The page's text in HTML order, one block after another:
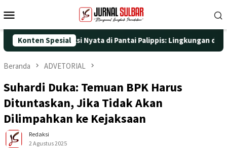
ke
Mobile
Konten Spesial
dengan Aksi Nyata di Pantai Palippis: Lingkungan dan
Beranda ADVETORIAL
Suhardi Duka: Temuan BPK Harus
Dituntaskan, Jika Tidak Akan
Dilimpahkan ke Kejaksaan
Redaksi
2 Agustus 2025